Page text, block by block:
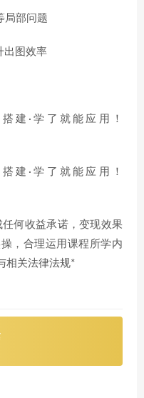
局部问题
出图效率
建·学了就能应用！
建·学了就能应用！
何收益承诺，变现效果
，合理运用课程所学内
相关法律法规*